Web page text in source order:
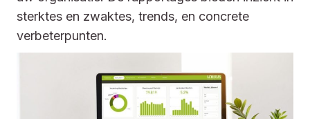
sterktes en zwaktes, trends, en concrete
verbeterpunten.